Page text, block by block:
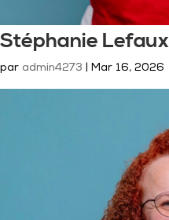
Stéphanie Lefaux
par admin4273 Mar 16, 2026